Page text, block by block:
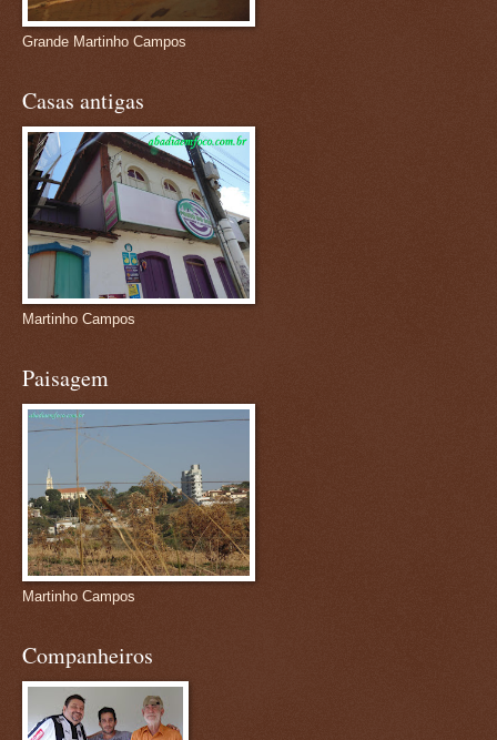
Grande Martinho Campos
Casas antigas
Martinho Campos
Paisagem
Martinho Campos
Companheiros